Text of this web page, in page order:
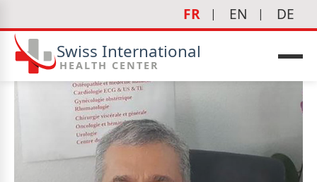
FR EN DE
Swiss International
HEALTH CENTER